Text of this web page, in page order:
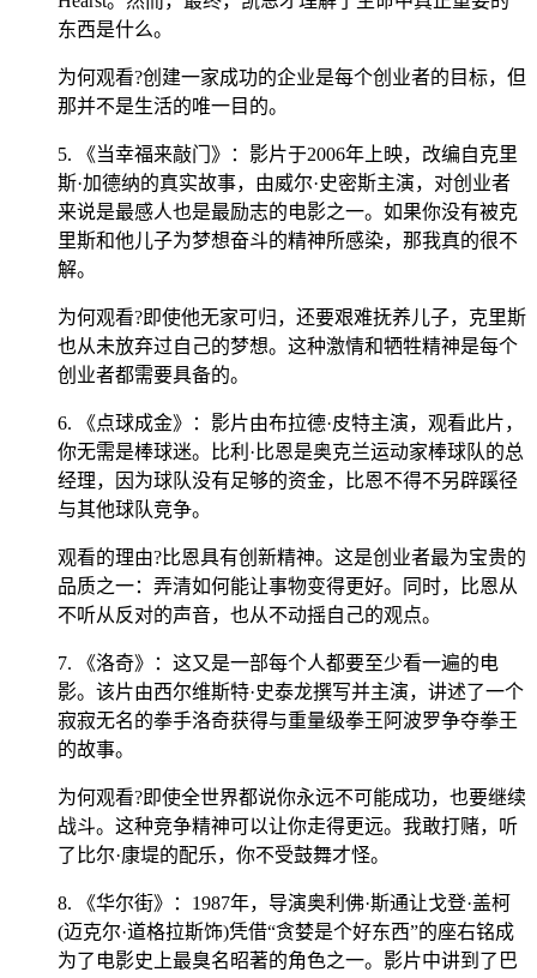
东西是什么。
为何观看?创建一家成功的企业是每个创业者的目标，但
那并不是生活的唯一目的。
5. 《当幸福来敲门》：影片于2006年上映，改编自克里
斯·加德纳的真实故事，由威尔·史密斯主演，对创业者
来说是最感人也是最励志的电影之一。如果你没有被克
里斯和他儿子为梦想奋斗的精神所感染，那我真的很不
解。
为何观看?即使他无家可归，还要艰难抚养儿子，克里斯
也从未放弃过自己的梦想。这种激情和牺牲精神是每个
创业者都需要具备的。
6. 《点球成金》：影片由布拉德·皮特主演，观看此片，
你无需是棒球迷。比利·比恩是奥克兰运动家棒球队的总
经理，因为球队没有足够的资金，比恩不得不另辟蹊径
与其他球队竞争。
观看的理由?比恩具有创新精神。这是创业者最为宝贵的
品质之一：弄清如何能让事物变得更好。同时，比恩从
不听从反对的声音，也从不动摇自己的观点。
7. 《洛奇》：这又是一部每个人都要至少看一遍的电
影。该片由西尔维斯特·史泰龙撰写并主演，讲述了一个
寂寂无名的拳手洛奇获得与重量级拳王阿波罗争夺拳王
的故事。
为何观看?即使全世界都说你永远不可能成功，也要继续
战斗。这种竞争精神可以让你走得更远。我敢打赌，听
了比尔·康堤的配乐，你不受鼓舞才怪。
8. 《华尔街》：1987年，导演奥利佛·斯通让戈登·盖柯
(迈克尔·道格拉斯饰)凭借“贪婪是个好东西”的座右铭成
为了电影史上最臭名昭著的角色之一。影片中讲到了巴